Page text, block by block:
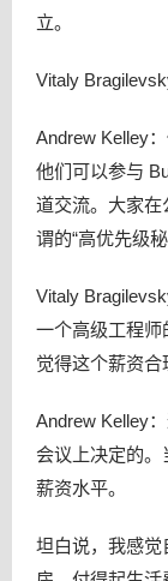
立。
Vitaly
Andrew Kelley
他们可以参与
道交流。大家
谓的“高优先级秘
Vitaly
一个高级工程
觉得这个薪资合
Andrew Kelley
会议上决定的。
薪资水平。
坦白说，我感